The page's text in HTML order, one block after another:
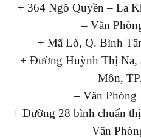
+ 364 Ngô Quyền – La
– Văn
+ Mã Lò, Q. Bình
+ Đường Huỳnh Thị Na,
Môn,
– Văn Phòng
+ Đường 28 bình chuẩn
– Văn